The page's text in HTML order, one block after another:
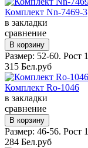
Комплект Nn-7469-3
в закладки
сравнение
Размер: 52-60. Рост
315 Бел.руб
Комплект Ro-1046
в закладки
сравнение
Размер: 46-56. Рост
284 Бел.руб